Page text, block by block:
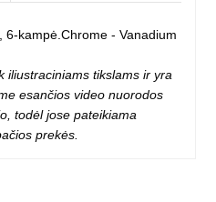
kampė.Chrome - Vanadium
iliustraciniams tikslams ir yra
esančios video nuorodos
todėl jose pateikiama
prekės.